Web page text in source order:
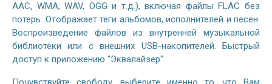
AAC, WMA, WAV, OGG и т.д.), включая файлы FLAC без
потерь. Отображает теги альбомов, исполнителей и песен.
Воспроизведение файлов из внутренней музыкальной
библиотеки или с внешних USB-накопителей. Быстрый
доступ к приложению "Эквалайзер".